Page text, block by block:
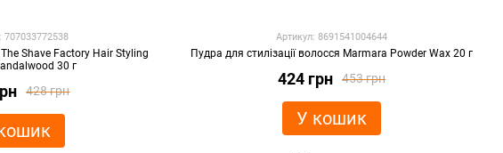
707033772538
The Shave Factory Hair Styling
30 г
428 грн
Артикул: 8691541004644
Пудра для стилізації волосся Marmara Powder Wax 20 г
453 грн
424 грн
У кошик